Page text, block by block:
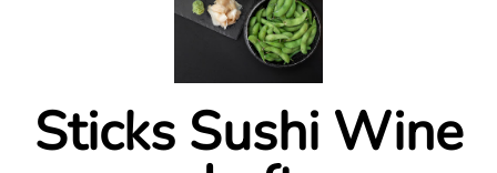
Sticks Sushi Wine